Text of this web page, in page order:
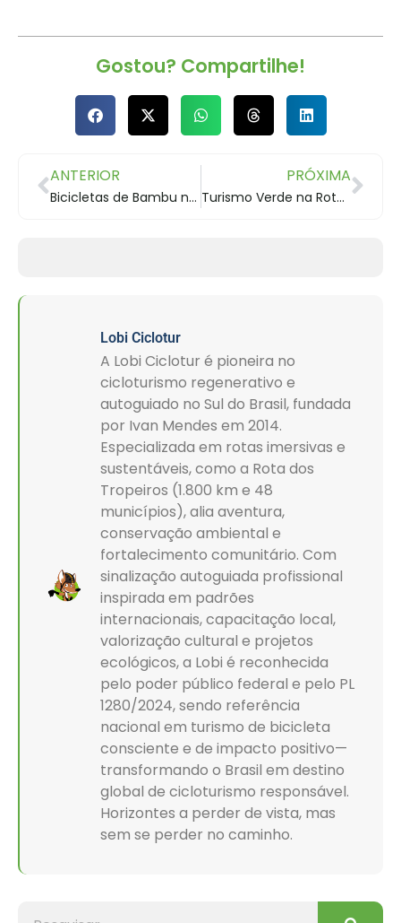
Gostou? Compartilhe!
ANTERIOR
Bicicletas de Bambu na Rota dos Tropeiros
PRÓXIMA
Turismo Verde na Rota dos Tropeiros
Lobi Ciclotur
A Lobi Ciclotur é pioneira no
cicloturismo regenerativo e
autoguiado no Sul do Brasil, fundada
por Ivan Mendes em 2014.
Especializada em rotas imersivas e
sustentáveis, como a Rota dos
Tropeiros (1.800 km e 48
municípios), alia aventura,
conservação ambiental e
fortalecimento comunitário. Com
sinalização autoguiada profissional
inspirada em padrões
internacionais, capacitação local,
valorização cultural e projetos
ecológicos, a Lobi é reconhecida
pelo poder público federal e pelo PL
1280/2024, sendo referência
nacional em turismo de bicicleta
consciente e de impacto positivo—
transformando o Brasil em destino
global de cicloturismo responsável.
Horizontes a perder de vista, mas
sem se perder no caminho.